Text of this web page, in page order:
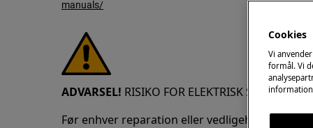
manuals/
ADVARSEL! RISIKO FOR ELEKTRISK STØD
Før enhver reparation eller
Cookies
Vi
formål. Vi
information